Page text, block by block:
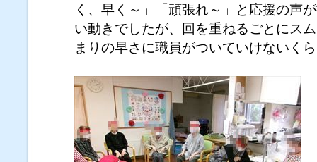
く、早く～」「頑張れ～」と応援の声
い動きでしたが、回を重ねるごとにス
まりの早さに職員がついていけないく